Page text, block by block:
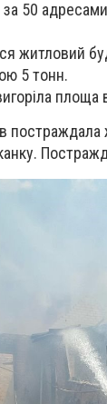
50
житловий
5 тонн.
площа